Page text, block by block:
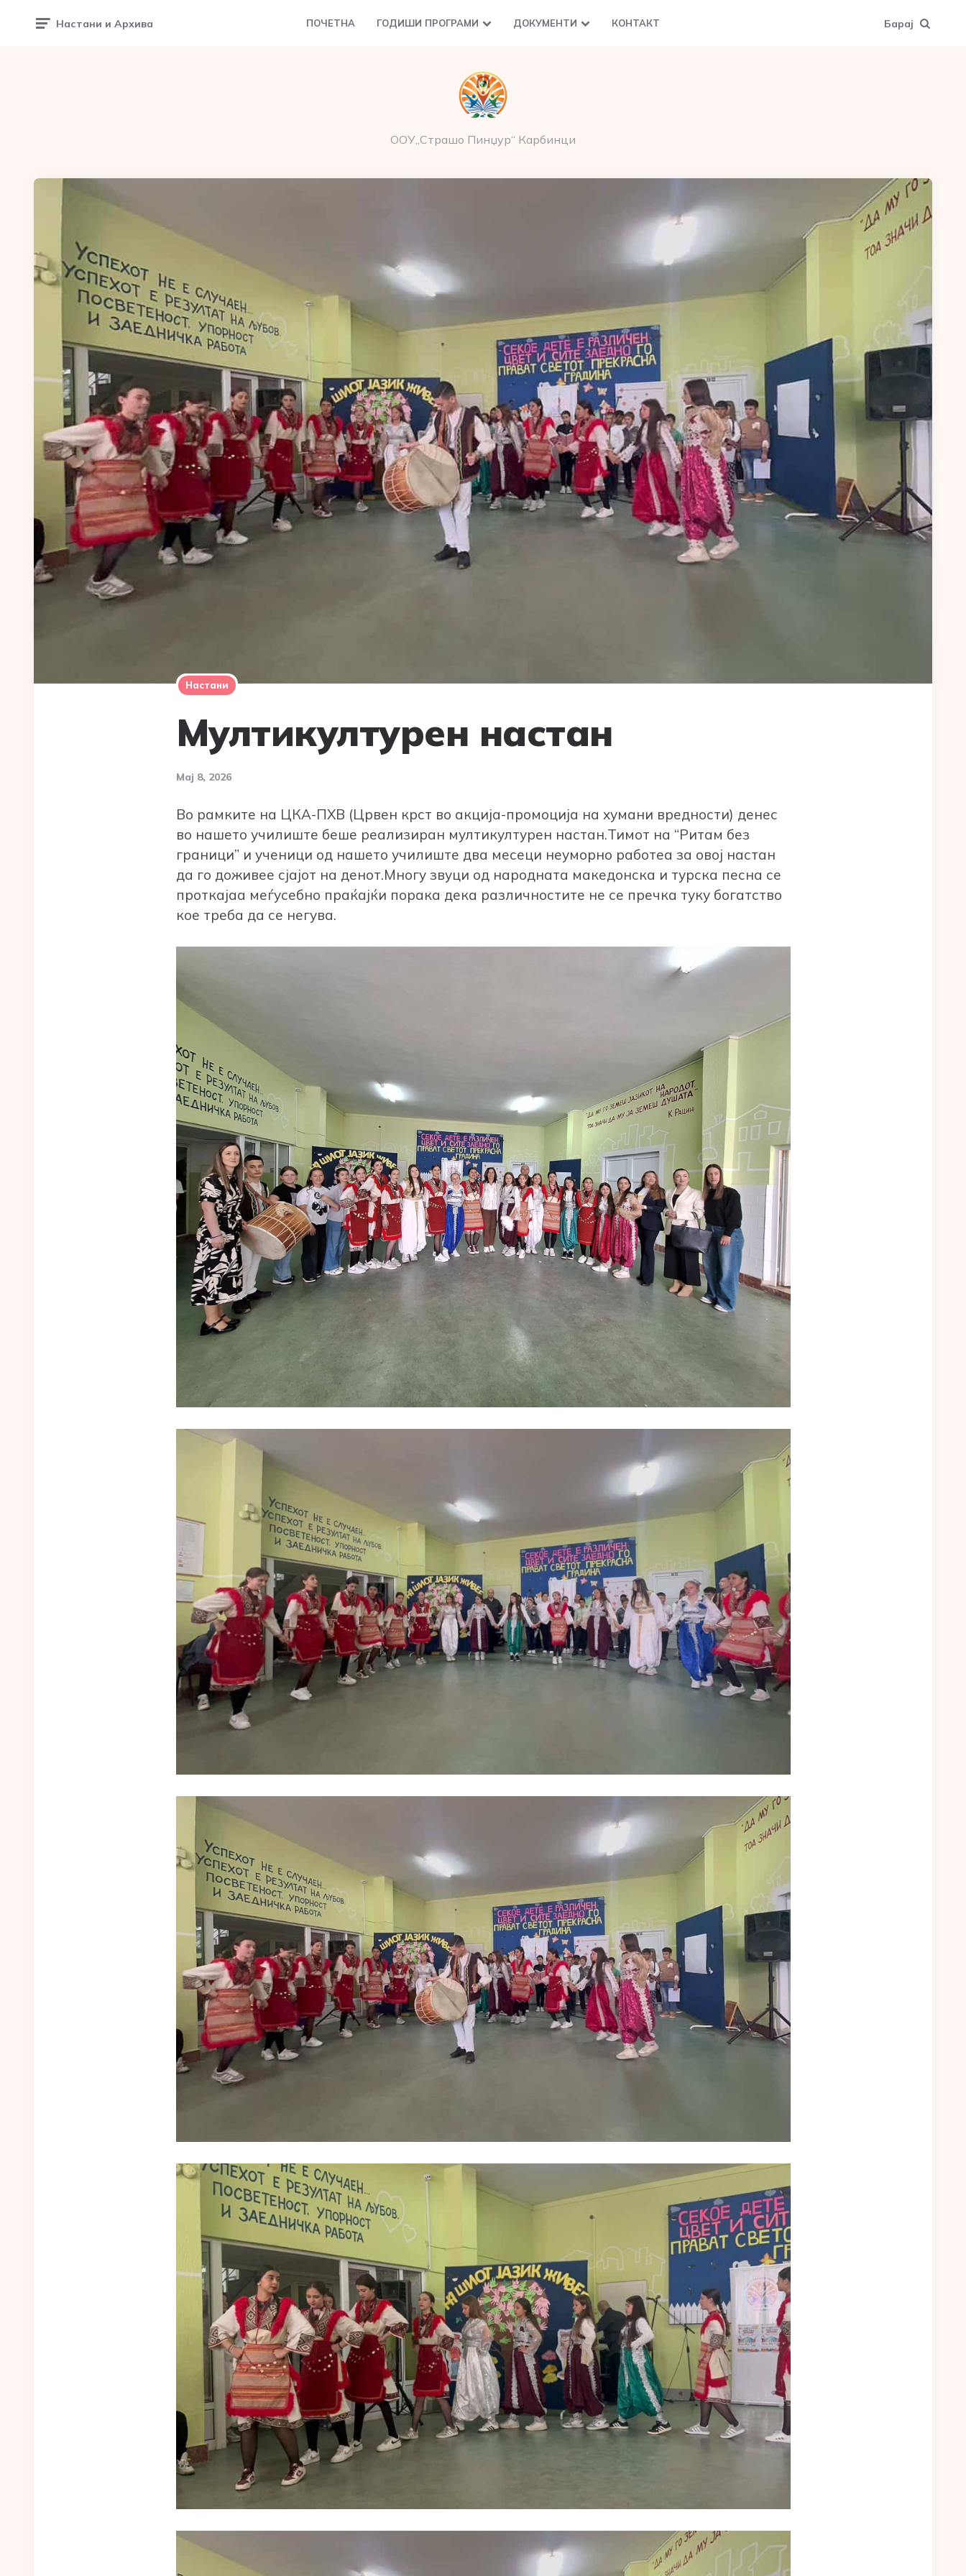
Настани и Архива ПОЧЕТНА ГОДИШИ ПРОГРАМИ ДОКУМЕНТИ КОНТАКТ Барај
ООУ„Страшо Пинџур“ Карбинци
Настани
Mултикултурен настан
Мај 8, 2026
Во рамките на ЦКА-ПХВ (Црвен крст во акција-промоција на хумани вредности) денес
во нашето училиште беше реализиран мултикултурен настан.Тимот на “Ритам без
граници” и ученици од нашето училиште два месеци неуморно работеа за овој настан
да го доживее сјајот на денот.Многу звуци од народната македонска и турска песна се
проткајаа меѓусебно праќајќи порака дека различностите не се пречка туку богатство
кое треба да се негува.